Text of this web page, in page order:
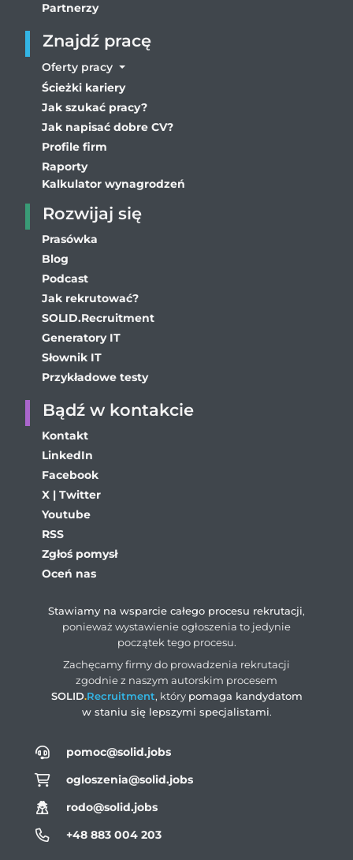
pomoc@solid.jobs
ogloszenia@solid.jobs
rodo@solid.jobs
+48 883 004 203
Partnerzy
Znajdź pracę
Oferty pracy
Ścieżki kariery
Jak szukać pracy?
Jak napisać dobre CV?
Profile firm
Raporty
Kalkulator wynagrodzeń
Rozwijaj się
Prasówka
Blog
Podcast
Jak rekrutować?
SOLID.Recruitment
Generatory IT
Słownik IT
Przykładowe testy
Bądź w kontakcie
Kontakt
LinkedIn
Facebook
X | Twitter
Youtube
RSS
Zgłoś pomysł
Oceń nas
Stawiamy na wsparcie całego procesu rekrutacji,
ponieważ wystawienie ogłoszenia to jedynie
początek tego procesu.
Zachęcamy firmy do prowadzenia rekrutacji
zgodnie z naszym autorskim procesem
SOLID.Recruitment, który pomaga kandydatom
w staniu się lepszymi specjalistami.